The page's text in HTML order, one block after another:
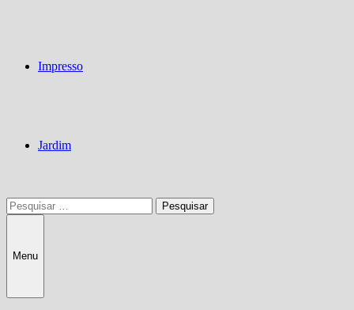
Impresso
Jardim
Pesquisar
por:
Menu